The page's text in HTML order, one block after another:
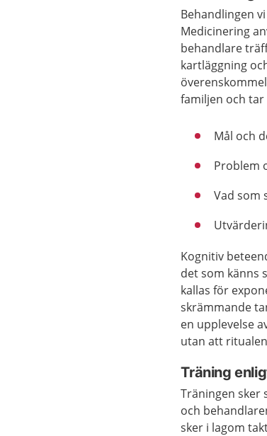
Behandlingen
Medicinering
behandlare
kartläggning
familjen och tar
Mål och
Problem
Vad som
Kognitiv
det som känns
kallas för
skrämmande
en upplevelse
utan att
Träning
Träningen sker
och
sker i lagom